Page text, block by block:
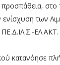
στο
ενίσχυση των
ΕΛ.ΑΚΤ.
κατανόησε